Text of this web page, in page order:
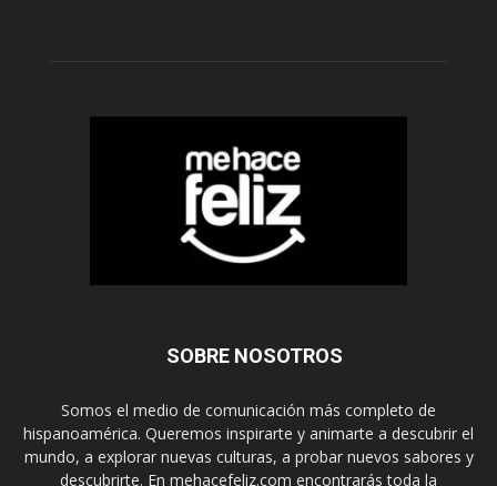
SOBRE NOSOTROS
Somos el medio de comunicación más completo de
hispanoamérica. Queremos inspirarte y animarte a descubrir el
mundo, a explorar nuevas culturas, a probar nuevos sabores y
descubrirte. En mehacefeliz.com encontrarás toda la